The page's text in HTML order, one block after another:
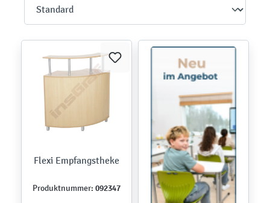
Flexi Empfangstheke
Produktnummer: 092347